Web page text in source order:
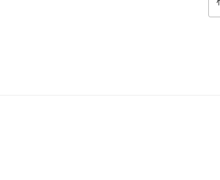
索: